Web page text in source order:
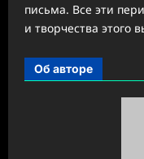
письма. Все эти
и творчества этого
Об авторе